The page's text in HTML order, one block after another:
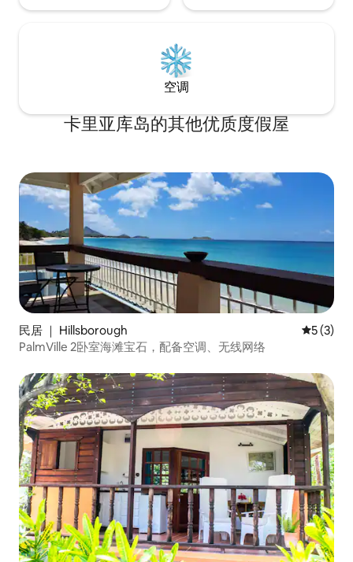
空调
卡里亚库岛的其他优质度假屋
民居 ｜ Hillsborough 平均评分
5 (3)
PalmVille 2卧室海滩宝石，配备空调、无线网络